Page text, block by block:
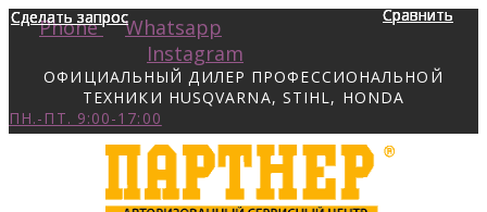
Phone
Whatsapp
Instagram
ОФИЦИАЛЬНЫЙ ДИЛЕР ПРОФЕССИОНАЛЬНОЙ
ТЕХНИКИ HUSQVARNA, STIHL, HONDA
ПН.-ПТ. 9:00-17:00
Сделать запрос Сравнить
Сделать запрос Сравнить
Сделать запрос Сравнить
Сделать запрос Сравнить